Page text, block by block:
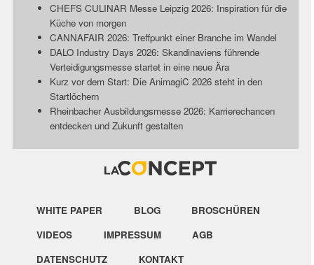
CHEFS CULINAR Messe Leipzig 2026: Inspiration für die
Küche von morgen
CANNAFAIR 2026: Treffpunkt einer Branche im Wandel
DALO Industry Days 2026: Skandinaviens führende
Verteidigungsmesse startet in eine neue Ära
Kurz vor dem Start: Die AnimagiC 2026 steht in den
Startlöchern
Rheinbacher Ausbildungsmesse 2026: Karrierechancen
entdecken und Zukunft gestalten
WHITE PAPER BLOG
BROSCHÜREN
VIDEOS
IMPRESSUM
AGB
DATENSCHUTZ
KONTAKT